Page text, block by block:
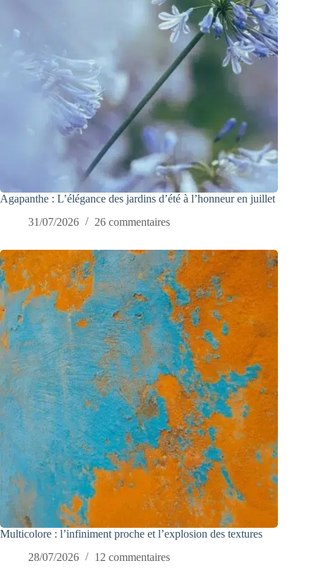
Agapanthe : L’élégance des jardins d’été à l’honneur en juillet
31/07/2026
26 commentaires
Multicolore : l’infiniment proche et l’explosion des textures
28/07/2026
12 commentaires